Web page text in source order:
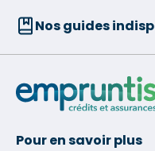
Nos guides
Pour en savoir plus